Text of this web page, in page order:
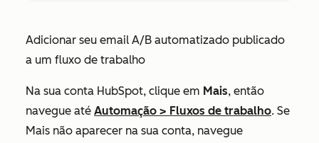
Adicionar seu email A/B automatizado publicado
a um fluxo de trabalho
Na sua conta HubSpot, clique em Mais, então
navegue até Automação > Fluxos de trabalho. Se
Mais não aparecer na sua conta, navegue